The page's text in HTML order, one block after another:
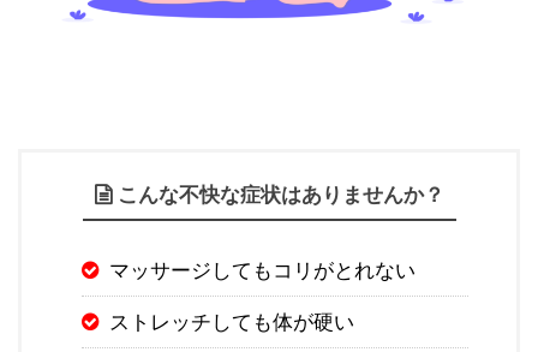
こんな不快な症状はありませんか？
マッサージしてもコリがとれない
ストレッチしても体が硬い